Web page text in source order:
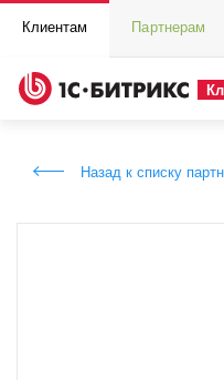
Клиентам Партнерам
Назад к списку